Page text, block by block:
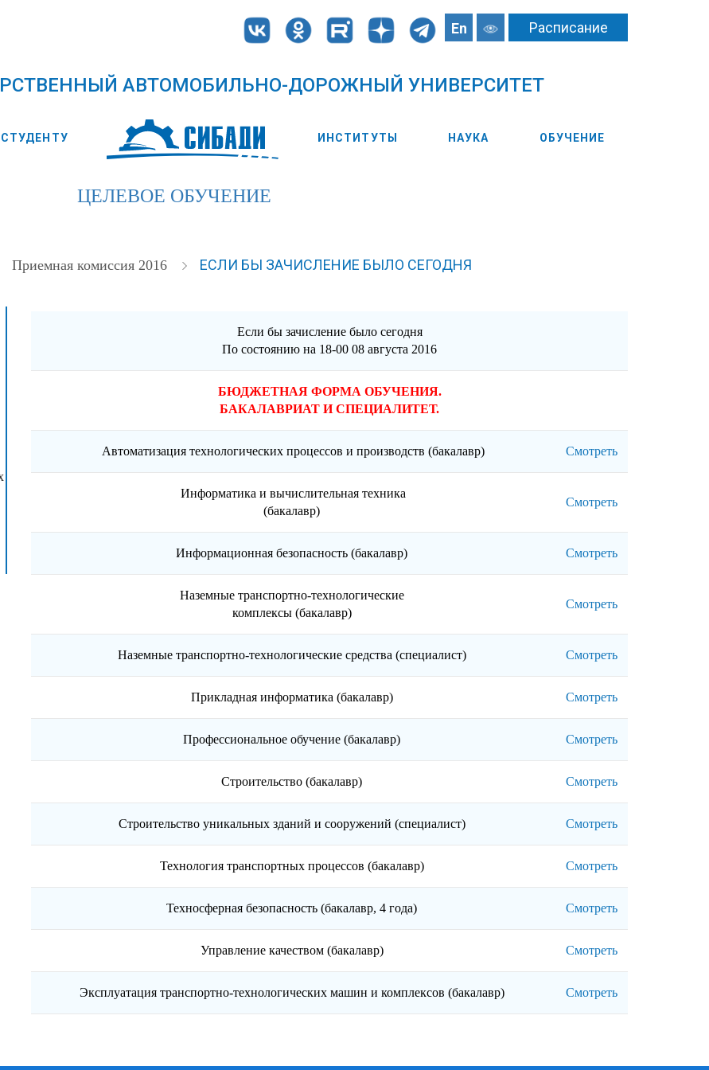
En Расписание
АВТОМОБИЛЬНО-ДОРОЖНЫЙ УНИВЕРСИТЕТ
СТУДЕНТУ ИНСТИТУТЫ НАУКА ОБУЧЕНИЕ
ЦЕЛЕВОЕ ОБУЧЕНИЕ
Приемная комиссия 2016 ЕСЛИ БЫ ЗАЧИСЛЕНИЕ БЫЛО СЕГОДНЯ
Если бы зачисление было сегодня
По состоянию на 18-00 08 августа 2016
БЮДЖЕТНАЯ ФОРМА ОБУЧЕНИЯ.
БАКАЛАВРИАТ И СПЕЦИАЛИТЕТ.
Автоматизация технологических процессов и производств (бакалавр) Смотреть
Информатика и вычислительная техника
(бакалавр)
Смотреть
Информационная безопасность (бакалавр) Смотреть
Наземные транспортно-технологические
комплексы (бакалавр)
Смотреть
Наземные транспортно-технологические средства (специалист) Смотреть
Прикладная информатика (бакалавр) Смотреть
Профессиональное обучение (бакалавр) Смотреть
Строительство (бакалавр) Смотреть
Строительство уникальных зданий и сооружений (специалист) Смотреть
Технология транспортных процессов (бакалавр) Смотреть
Техносферная безопасность (бакалавр, 4 года) Смотреть
Управление качеством (бакалавр) Смотреть
Эксплуатация транспортно-технологических машин и комплексов (бакалавр) Смотреть